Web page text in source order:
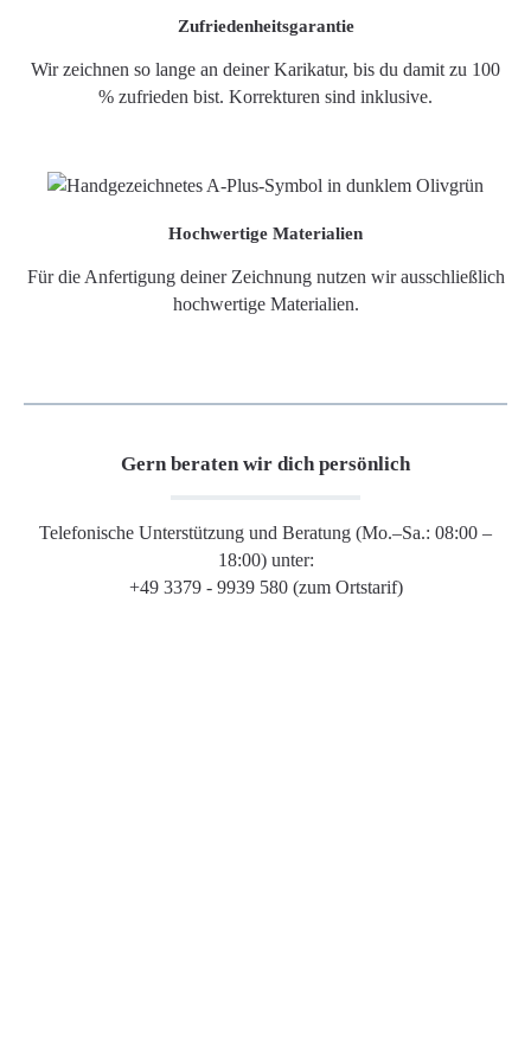
Zufriedenheitsgarantie
Wir zeichnen so lange an deiner Karikatur, bis du damit zu 100
% zufrieden bist. Korrekturen sind inklusive.
Hochwertige Materialien
Für die Anfertigung deiner Zeichnung nutzen wir ausschließlich
hochwertige Materialien.
Gern beraten wir dich persönlich
Telefonische Unterstützung und Beratung (Mo.–Sa.: 08:00 –
18:00) unter:
+49 3379 - 9939 580 (zum Ortstarif)